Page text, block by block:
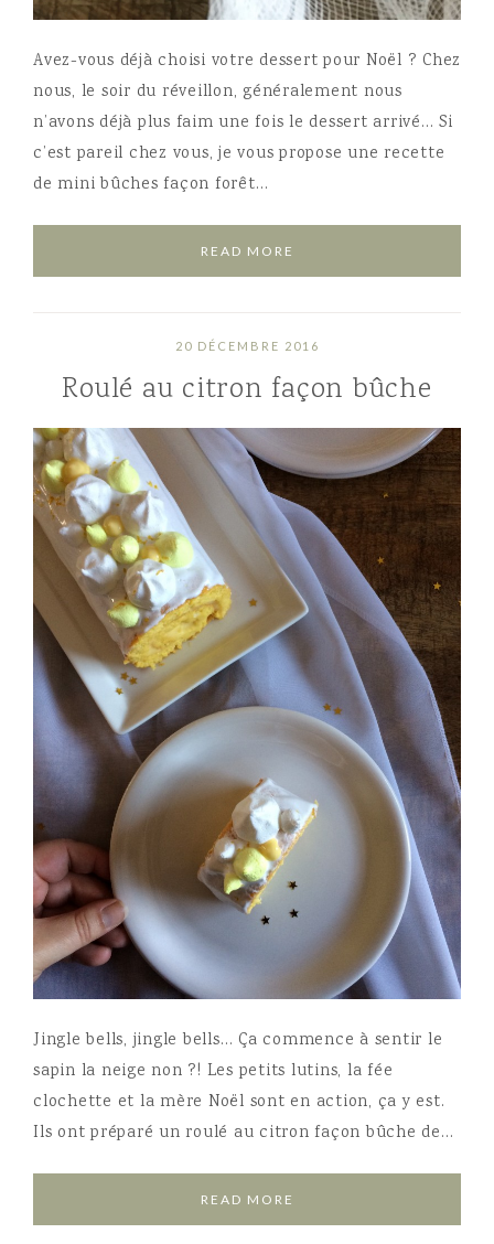
Avez-vous déjà choisi votre dessert pour Noël ? Chez
nous, le soir du réveillon, généralement nous
n’avons déjà plus faim une fois le dessert arrivé… Si
c’est pareil chez vous, je vous propose une recette
de mini bûches façon forêt…
READ MORE
20 DÉCEMBRE 2016
Roulé au citron façon bûche
Jingle bells, jingle bells… Ça commence à sentir le
sapin la neige non ?! Les petits lutins, la fée
clochette et la mère Noël sont en action, ça y est.
Ils ont préparé un roulé au citron façon bûche de…
READ MORE